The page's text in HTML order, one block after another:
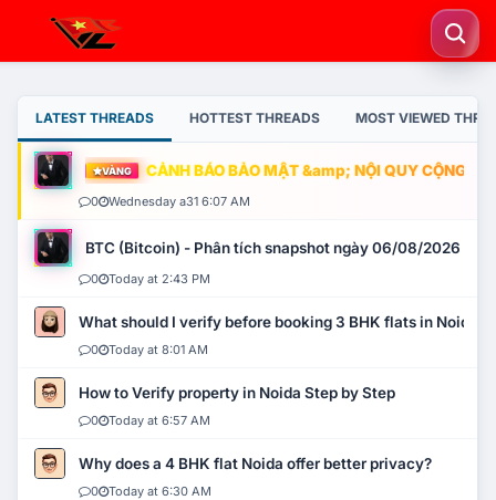
LATEST THREADS HOTTEST THREADS MOST VIEWED
VÀNG CẢNH BÁO BẢO MẬT &amp; NỘI QUY CỘNG
0 Wednesday a31 6:07 AM
BTC (Bitcoin) - Phân tích snapshot ngày 06/08/2026
0 Today at 2:43 PM
What should I verify before booking 3 BHK flats in Noida?
0 Today at 8:01 AM
How to Verify property in Noida Step by Step
0 Today at 6:57 AM
Why does a 4 BHK flat Noida offer better privacy?
0 Today at 6:30 AM